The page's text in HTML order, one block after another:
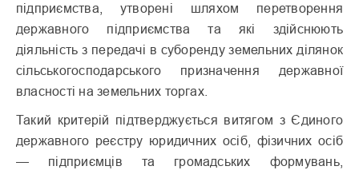
підприємства, утворені шляхом перетворення
державного підприємства та які здійснюють
діяльність з передачі в суборенду земельних ділянок
сільськогосподарського призначення державної
власності на земельних торгах.
Такий критерій підтверджується витягом з Єдиного
державного реєстру юридичних осіб, фізичних осіб
— підприємців та громадських формувань,